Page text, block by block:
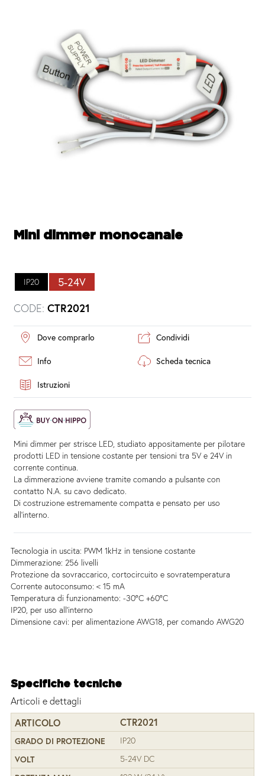
Mini dimmer monocanale
IP20
5-24V
CODE: CTR2021
Dove comprarlo Condividi
Info Scheda tecnica
Istruzioni
Mini dimmer per strisce LED, studiato appositamente per pilotare
prodotti LED in tensione costante per tensioni tra 5V e 24V in
corrente continua.
La dimmerazione avviene tramite comando a pulsante con
contatto N.A. su cavo dedicato.
Di costruzione estremamente compatta e pensato per uso
all’interno.
Tecnologia in uscita: PWM 1kHz in tensione costante
Dimmerazione: 256 livelli
Protezione da sovraccarico, cortocircuito e sovratemperatura
Corrente autoconsumo: < 15 mA
Temperatura di funzionamento: -30°C +60°C
IP20, per uso all'interno
Dimensione cavi: per alimentazione AWG18, per comando AWG20
Specifiche tecniche
Articoli e dettagli
CTR2021
IP20
5-24V DC